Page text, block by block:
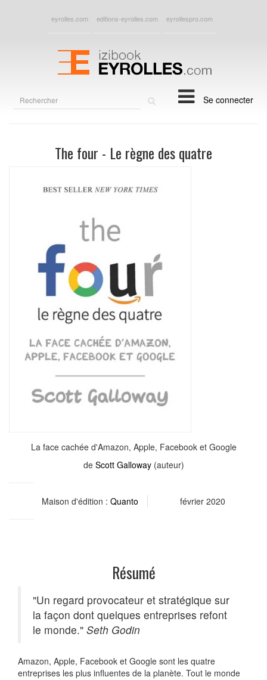
eyrolles.com editions-eyrolles.com eyrollespro.com
Se connecter
The four - Le règne des quatre
La face cachée d'Amazon, Apple, Facebook et Google
de Scott Galloway(auteur)
Maison d'édition : Quanto février 2020
Résumé
"Un regard provocateur et stratégique sur
la façon dont quelques entreprises refont
le monde." Seth Godin
Amazon, Apple, Facebook et Google sont les quatre
entreprises les plus influentes de la planète. Tout le monde